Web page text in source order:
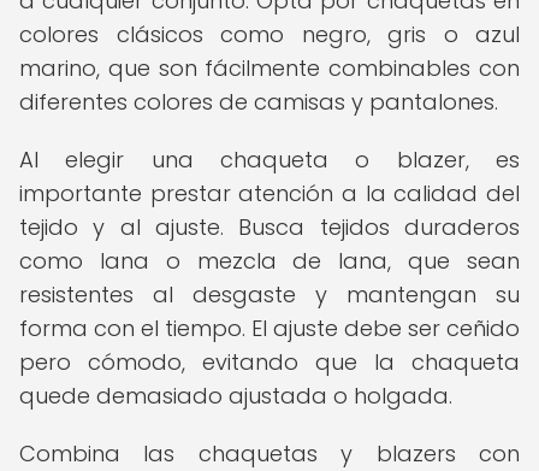
colores clásicos como negro, gris o azul
marino, que son fácilmente combinables con
diferentes colores de camisas y pantalones.
Al elegir una chaqueta o blazer, es
importante prestar atención a la calidad del
tejido y al ajuste. Busca tejidos duraderos
como lana o mezcla de lana, que sean
resistentes al desgaste y mantengan su
forma con el tiempo. El ajuste debe ser ceñido
pero cómodo, evitando que la chaqueta
quede demasiado ajustada o holgada.
Combina las chaquetas y blazers con